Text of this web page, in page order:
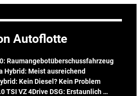
Autoflotte
Raumangebotüberschussfahrzeug
Hybrid: Meist ausreichend
Kein Diesel? Kein Problem
TSI VZ 4Drive DSG: Erstaunlich …